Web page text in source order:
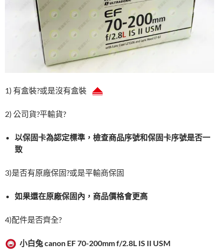
1) 有盒裝?或是沒有盒裝
2) 公司貨?平輸貨?
以保固卡為認定標準，檢查商品序號和保固卡序號是否一
致
3)是否有原廠保固?或是平輸商保固
如果還在原廠保固內，商品價格會更高
4)配件是否齊全?
小白兔 canon EF 70-200mm f/2.8L IS II USM